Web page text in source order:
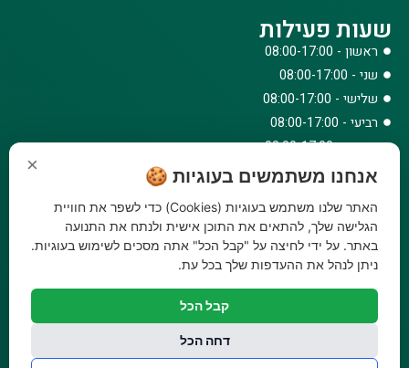
שעות פעילות
ראשון - 08:00-17:00
שני - 08:00-17:00
שלישי - 08:00-17:00
רביעי - 08:00-17:00
חמישי - 08:00-17:00
שישי - 08:00-12:30
צרו קשר
073-779-6243
וואטסאפ
amirbair@amir-agricul.co.il
פייסבוק
× אנחנו משתמשים בעוגיות 🍪
האתר שלנו משתמש בעוגיות (Cookies) כדי לשפר את חוויית
הגלישה שלך, להתאים את התוכן אישית ולנתח את התנועה
באתר. על ידי לחיצה על "קבל הכל" אתה מסכים לשימוש בעוגיות.
ניתן לנהל את ההעדפות שלך בכל עת.
קבל הכל
דחה הכל